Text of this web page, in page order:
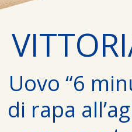
Uovo “6
di rapa